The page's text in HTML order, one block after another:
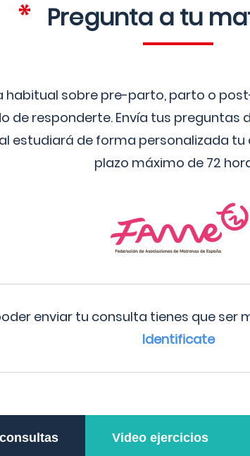
Pregunta a tu
habitual sobre pre-parto, parto o
de responderte. Envía tus
estudiará de forma personalizada tu
plazo máximo de 72
enviar tu consulta tienes que ser
Identificate
Video ejercicios